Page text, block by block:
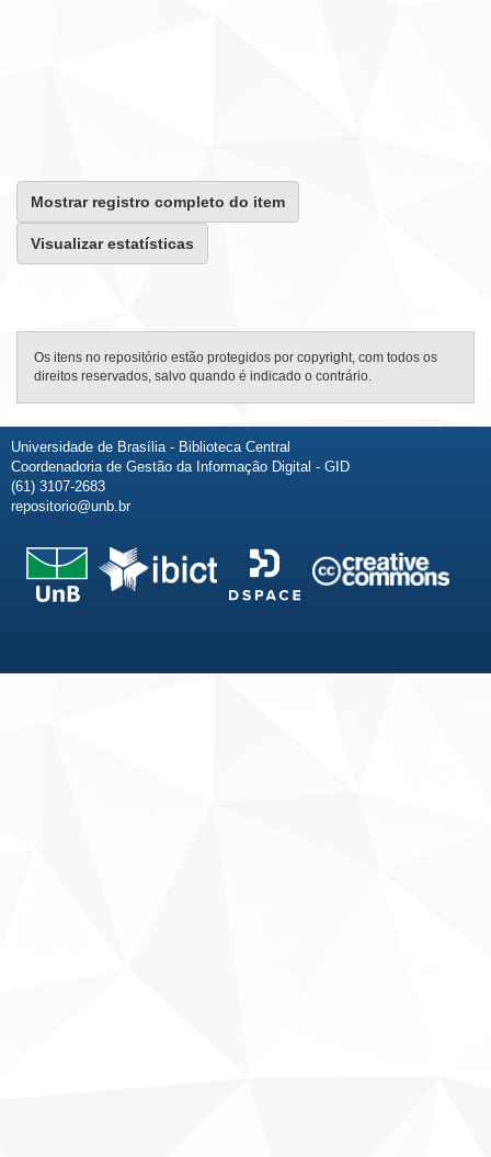
Mostrar registro completo do item
Visualizar estatísticas
Os itens no repositório estão protegidos por copyright, com todos os
direitos reservados, salvo quando é indicado o contrário.
Universidade de Brasília - Biblioteca Central
Coordenadoria de Gestão da Informação Digital - GID
(61) 3107-2683
repositorio@unb.br